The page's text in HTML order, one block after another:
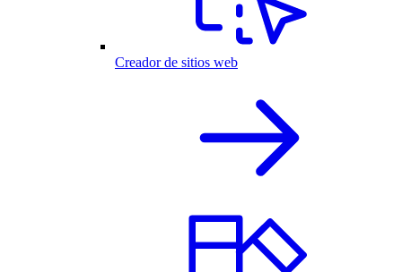
Creador de sitios web